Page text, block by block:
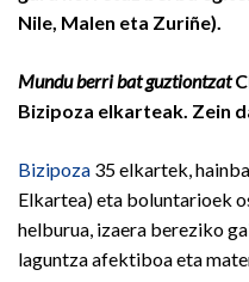
Nile, Malen eta Zuriñe).
Mundu berri bat guztiontzat
Bizipoza elkarteak. Zein
Bizipoza 35 elkartek,
Elkartea) eta boluntarioek
helburua, izaera bereziko
laguntza afektiboa eta